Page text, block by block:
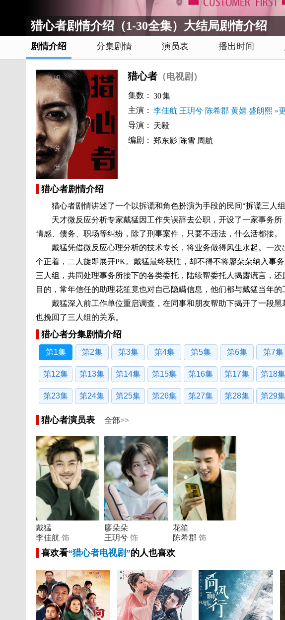
猎心者剧情介绍（1-30全集）大结局剧情介绍
剧情介绍 分集剧情 演员表 播出时间
猎心者 （电视剧）
集数： 30集
主演： 李佳航 王玥兮 陈希郡 黄婧 盛朗熙 »
导演：
天毅
编剧： 郑东影 陈雪 周航
猎心者剧情介绍
猎心者剧情讲述了一个以拆谎和角色扮演为手段的民间“拆谎三人组
天才微反应分析专家戴猛因工作失误辞去公职，开设了一家事务所
情感、债务、职场等纠纷，除了刑事案件，只要不违法，什么活都接。
戴猛凭借微反应心理分析的技术专长，将业务做得风生水起。一次
个正着，二人旋即展开PK。戴猛最终获胜，却不得不将廖朵朵纳入事
三人组，共同处理事务所接下的各类委托，陆续帮委托人揭露谎言，
目的，常年信任的助理花笙竟也对自己隐瞒信息，他们都与戴猛当年的
戴猛深入前工作单位重启调查，在同事和朋友帮助下揭开了一段黑
也挽回了三人组的关系。
猎心者分集剧情介绍
第1集 第2集 第3集 第4集 第5集 第6集 第7集
第12集 第13集 第14集 第15集 第16集 第17集 第18集
第23集 第24集 第25集 第26集 第27集 第28集 第29集
猎心者演员表 全部>>
戴猛
李佳航 饰
廖朵朵
王玥兮 饰
花笙
陈希郡 饰
喜欢看“猎心者电视剧”的人也喜欢